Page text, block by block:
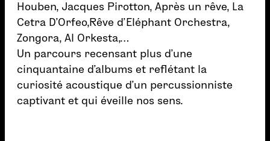
Houben, Jacques Pirotton, Après un rêve, La
Cetra D’Orfeo,Rêve d’Eléphant Orchestra,
Zongora, Al Orkesta,…
Un parcours recensant plus d’une
cinquantaine d’albums et reflétant la
curiosité acoustique d’un percussionniste
captivant et qui éveille nos sens.